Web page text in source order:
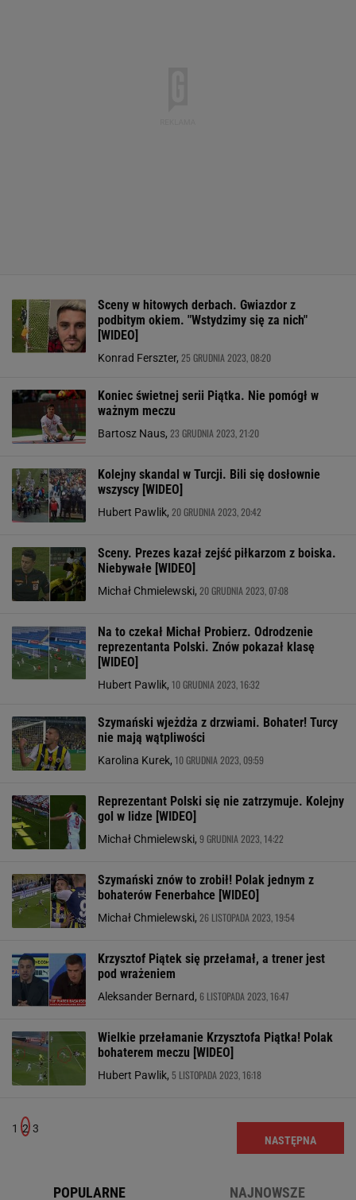
Sceny w hitowych derbach. Gwiazdor z
podbitym okiem. "Wstydzimy się za nich"
[WIDEO]
Konrad Ferszter, 25 GRUDNIA 2023, 08:20
Koniec świetnej serii Piątka. Nie pomógł w
ważnym meczu
Bartosz Naus, 23 GRUDNIA 2023, 21:20
Kolejny skandal w Turcji. Bili się dosłownie
wszyscy [WIDEO]
Hubert Pawlik, 20 GRUDNIA 2023, 20:42
Sceny. Prezes kazał zejść piłkarzom z boiska.
Niebywałe [WIDEO]
Michał Chmielewski, 20 GRUDNIA 2023, 07:08
Na to czekał Michał Probierz. Odrodzenie
reprezentanta Polski. Znów pokazał klasę
[WIDEO]
Hubert Pawlik, 10 GRUDNIA 2023, 16:32
Szymański wjeżdża z drzwiami. Bohater! Turcy
nie mają wątpliwości
Karolina Kurek, 10 GRUDNIA 2023, 09:59
Reprezentant Polski się nie zatrzymuje. Kolejny
gol w lidze [WIDEO]
Michał Chmielewski, 9 GRUDNIA 2023, 14:22
Szymański znów to zrobił! Polak jednym z
bohaterów Fenerbahce [WIDEO]
Michał Chmielewski, 26 LISTOPADA 2023, 19:54
Krzysztof Piątek się przełamał, a trener jest
pod wrażeniem
Aleksander Bernard, 6 LISTOPADA 2023, 16:47
Wielkie przełamanie Krzysztofa Piątka! Polak
bohaterem meczu [WIDEO]
Hubert Pawlik, 5 LISTOPADA 2023, 16:18
1 2 3
NASTĘPNA
POPULARNE NAJNOWSZE